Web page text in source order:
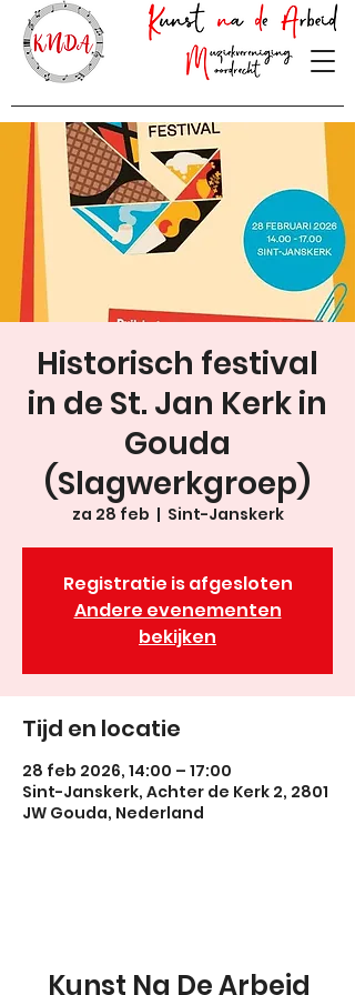
Historisch festival
in de St. Jan Kerk in
Gouda
(Slagwerkgroep)
za 28 feb
  |
Sint-Janskerk
Registratie is afgesloten
Andere evenementen
bekijken
Tijd en locatie
28 feb 2026, 14:00 – 17:00
Sint-Janskerk, Achter de Kerk 2, 2801
JW Gouda, Nederland
Kunst Na De Arbeid